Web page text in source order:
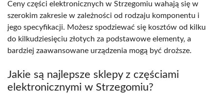
Ceny części elektronicznych w Strzegomiu wahają się w
szerokim zakresie w zależności od rodzaju komponentu i
jego specyfikacji. Możesz spodziewać się kosztów od kilku
do kilkudziesięciu złotych za podstawowe elementy, a
bardziej zaawansowane urządzenia mogą być droższe.
Jakie są najlepsze sklepy z częściami
elektronicznymi w Strzegomiu?